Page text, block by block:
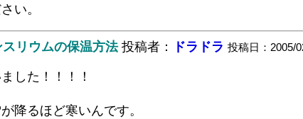
い。
リウムの保温方法投稿者： ドラドラ 投稿日：2005/
した！！！！
降るほど寒いんです。